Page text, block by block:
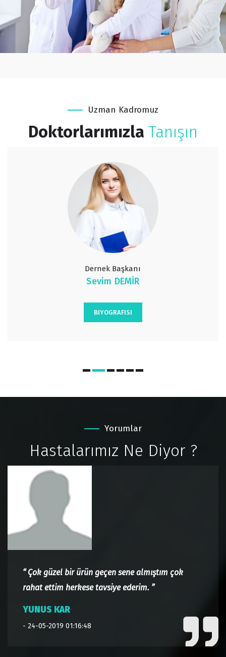
Uzman Kadromuz
Doktorlarımızla Tanışın
Dernek Başkanı
Sevim DEMİR
BIYOGRAFISI
Yorumlar
Hastalarımız Ne Diyor ?
“ Çok güzel bir ürün geçen sene almıştım çok
rahat ettim herkese tavsiye ederim. ”
YUNUS KAR
- 24-05-2019 01:16:48